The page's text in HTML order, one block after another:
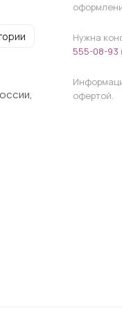
Нужна
555-08-93
офертой.